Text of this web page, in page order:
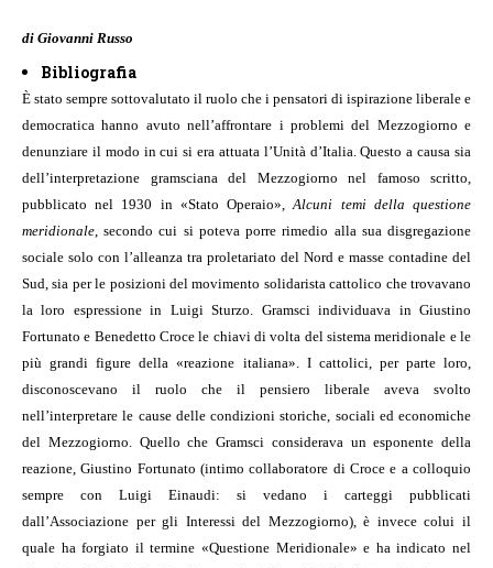
di Giovanni Russo
Bibliografia
È stato sempre sottovalutato il ruolo che i pensatori di ispirazione liberale e
democratica hanno avuto nell’affrontare i problemi del Mezzogiorno e
denunziare il modo in cui si era attuata l’Unità d’Italia. Questo a causa sia
dell’interpretazione gramsciana del Mezzogiorno nel famoso scritto,
pubblicato nel 1930 in «Stato Operaio»,Alcuni temi della questione
meridionale , secondo cui si poteva porre rimedio alla sua disgregazione
sociale solo con l’alleanza tra proletariato del Nord e masse contadine del
Sud, sia per le posizioni del movimento solidarista cattolico che trovavano
la loro espressione in Luigi Sturzo. Gramsci individuava in Giustino
Fortunato e Benedetto Croce le chiavi di volta del sistema meridionale e le
più grandi figure della «reazione italiana». I cattolici, per parte loro,
disconoscevano il ruolo che il pensiero liberale aveva svolto
nell’interpretare le cause delle condizioni storiche, sociali ed economiche
del Mezzogiorno. Quello che Gramsci considerava un esponente della
reazione, Giustino Fortunato (intimo collaboratore di Croce e a colloquio
sempre con Luigi Einaudi: si vedano i carteggi pubblicati
dall’Associazione per gli Interessi del Mezzogiorno), è invece colui il
quale ha forgiato il termine «Questione Meridionale» e ha indicato nel